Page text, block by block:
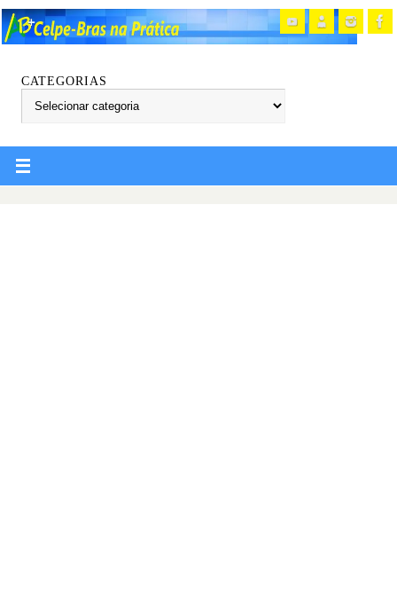
CATEGORIAS